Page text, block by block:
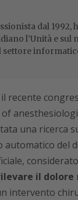
dal 1992,
l’Unità e sul
settore
recente
of
una ricerca
automatico del
considerato
il dolore
intervento